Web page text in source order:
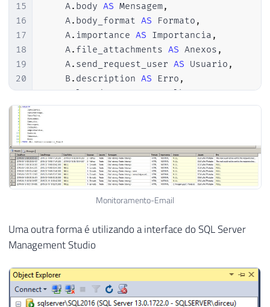
15
16
17
18
19
20
21
22
23
24
    A
. body AS Mensagem,
    A
. body_format AS Formato ,
    A
. importance AS Importancia ,
    A
. file_attachments AS Anexos ,
    A
. send_request_user AS Usuario ,
    B
. description AS Erro ,
    B
.log_date AS
DataFalha
FROM
Monitoramento-Email
Uma outra forma é utilizando a interface do SQL Server
Management Studio